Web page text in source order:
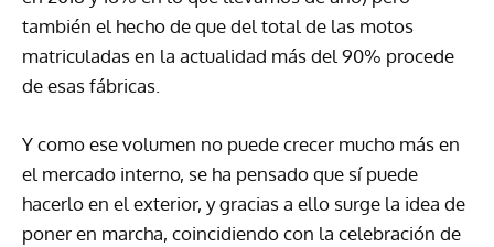
también el hecho de que del total de las motos
matriculadas en la actualidad más del 90% procede
de esas fábricas.
Y como ese volumen no puede crecer mucho más en
el mercado interno, se ha pensado que sí puede
hacerlo en el exterior, y gracias a ello surge la idea de
poner en marcha, coincidiendo con la celebración de